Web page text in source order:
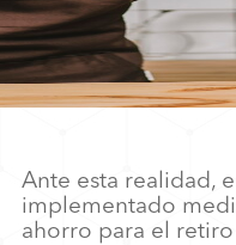
Ante esta realidad,
implementado
ahorro para el